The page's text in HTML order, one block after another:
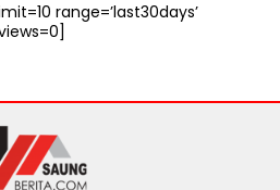
range=’last30days’